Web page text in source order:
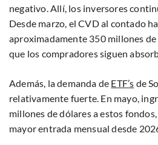
negativo. Allí, los inversores
Desde marzo, el CVD al contado
aproximadamente 350 millones
que los compradores siguen
Además, la demanda de ETF’s de
relativamente fuerte. En mayo,
millones de dólares a estos
mayor entrada mensual desde